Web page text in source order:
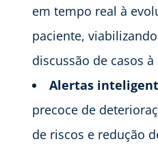
em tempo real à
paciente,
discussão de casos
Alertas
precoce de
de riscos e redução